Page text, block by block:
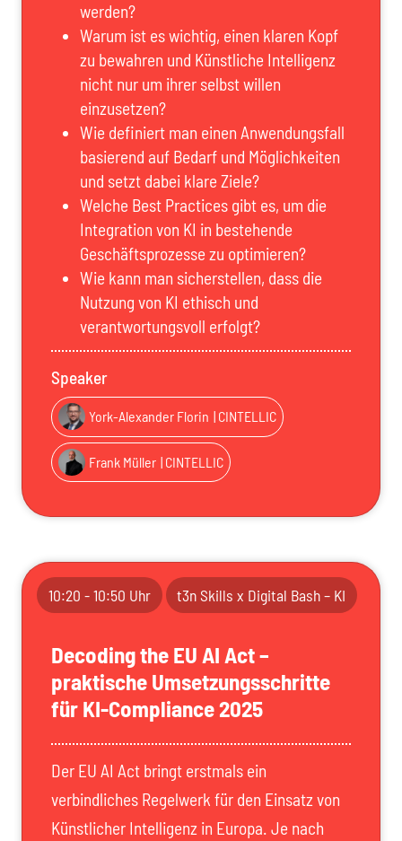
werden?
Warum ist es wichtig, einen klaren Kopf
zu bewahren und Künstliche Intelligenz
nicht nur um ihrer selbst willen
einzusetzen?
Wie definiert man einen Anwendungsfall
basierend auf Bedarf und Möglichkeiten
und setzt dabei klare Ziele?
Welche Best Practices gibt es, um die
Integration von KI in bestehende
Geschäftsprozesse zu optimieren?
Wie kann man sicherstellen, dass die
Nutzung von KI ethisch und
verantwortungsvoll erfolgt?
Speaker
York-Alexander Florin | CINTELLIC
Frank Müller | CINTELLIC
10:20 - 10:50 Uhr t3n Skills x Digital Bash – KI
Decoding the EU AI Act –
praktische Umsetzungsschritte
für KI-Compliance 2025
Der EU AI Act bringt erstmals ein
verbindliches Regelwerk für den Einsatz von
Künstlicher Intelligenz in Europa. Je nach